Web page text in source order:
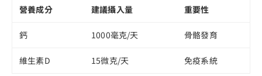
營養成分 建議攝入量 重要性
鈣 1000毫克/天 骨骼發育
維生素D 15微克/天 免疫系統